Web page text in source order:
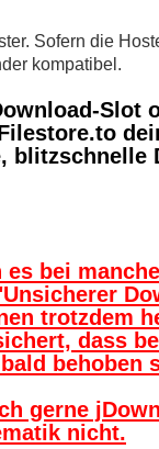
Sofern die
kompatibel.
Slot
blitzschnelle
es bei
trotzdem
dass
behoben
gerne
nicht.